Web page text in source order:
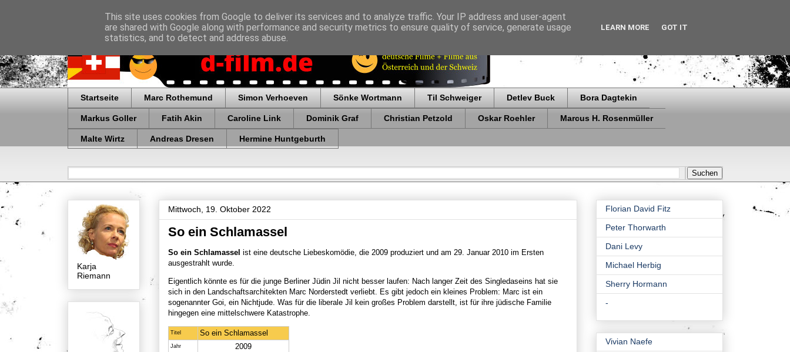
Startseite Marc Rothemund Simon Verhoeven Sönke Wortmann Til Schweiger Detlev Buck Bora Dagtekin
Markus Goller Fatih Akin Caroline Link Dominik Graf Christian Petzold Oskar Roehler Marcus H. Rosenmüller
Malte Wirtz Andreas Dresen Hermine Huntgeburth
Mittwoch, 19. Oktober 2022
So ein Schlamassel
So ein Schlamassel ist eine deutsche Liebeskomödie, die 2009 produziert und am 29. Januar 2010 im Ersten
ausgestrahlt wurde.
Eigentlich könnte es für die junge Berliner Jüdin Jil nicht besser laufen: Nach langer Zeit des Singledaseins hat sie
sich in den Landschaftsarchitekten Marc Norderstedt verliebt. Es gibt jedoch ein kleines Problem: Marc ist ein
sogenannter Goi, ein Nichtjude. Was für die liberale Jil kein großes Problem darstellt, ist für ihre jüdische Familie
hingegen eine mittelschwere Katastrophe.
Titel So ein Schlamassel
Jahr 2009
Karja
Riemann
Florian David Fitz
Peter Thorwarth
Dani Levy
Michael Herbig
Sherry Hormann
-
Vivian Naefe
This site uses cookies from Google to deliver its services and to analyze traffic. Your IP address and user-agent
are shared with Google along with performance and security metrics to ensure quality of service, generate usage
statistics, and to detect and address abuse.
LEARN MORE GOT IT